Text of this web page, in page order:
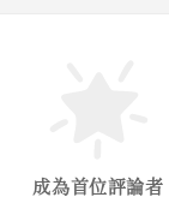
成為首位評論者